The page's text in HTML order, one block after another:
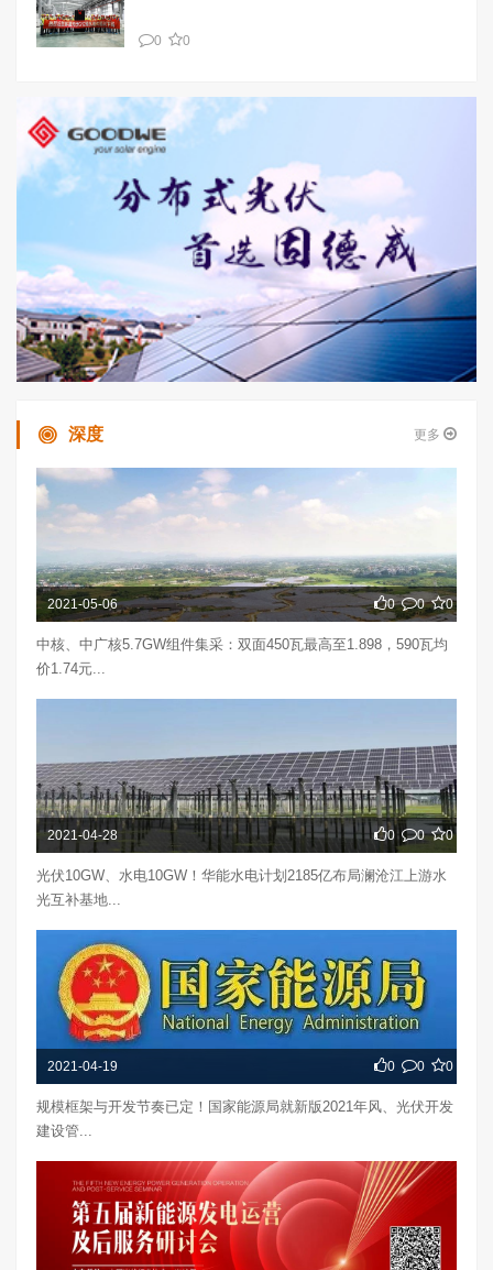
0 0
深度 更多
2021-05-06 0 0 0
中核、中广核5.7GW组件集采：双面450瓦最高至1.898，590瓦均
价1.74元...
2021-04-28 0 0 0
光伏10GW、水电10GW！华能水电计划2185亿布局澜沧江上游水
光互补基地...
2021-04-19 0 0 0
规模框架与开发节奏已定！国家能源局就新版2021年风、光伏开发
建设管...